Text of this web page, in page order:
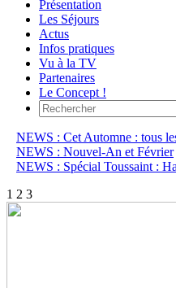
Présentation
Les Séjours
Actus
Infos pratiques
Vu à la TV
Partenaires
Le Concept !
NEWS : Cet Automne : tous
NEWS : Nouvel-An et Février
NEWS : Spécial Toussaint :
1 2 3